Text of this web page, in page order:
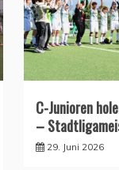
C-Junioren
–
29. Juni 2026